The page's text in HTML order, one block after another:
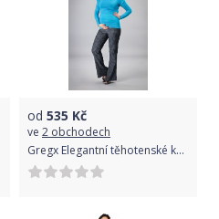
od 535 Kč
ve 2 obchodech
Gregx Elegantní těhotenské kalhoty JEANS - granátový melír